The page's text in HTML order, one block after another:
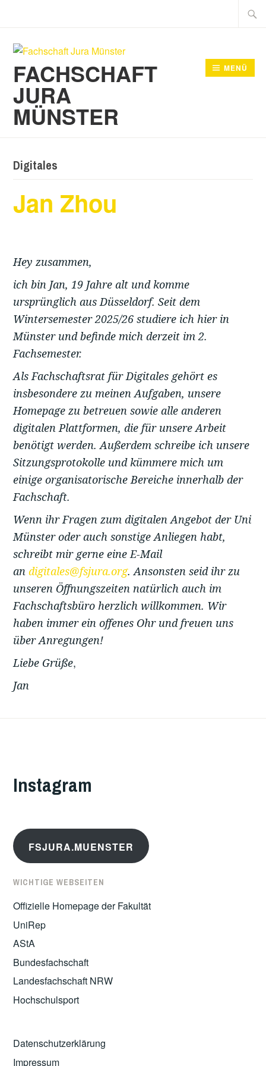
Suche
nach:
FACHSCHAFT
JURA
MÜNSTER
MENÜ
Digitales
Jan Zhou
Hey zusammen,
ich bin Jan, 19 Jahre alt und komme
ursprünglich aus Düsseldorf. Seit dem
Wintersemester 2025/26 studiere ich hier in
Münster und befinde mich derzeit im 2.
Fachsemester.
Als Fachschaftsrat für Digitales gehört es
insbesondere zu meinen Aufgaben, unsere
Homepage zu betreuen sowie alle anderen
digitalen Plattformen, die für unsere Arbeit
benötigt werden. Außerdem schreibe ich unsere
Sitzungsprotokolle und kümmere mich um
einige organisatorische Bereiche innerhalb der
Fachschaft.
Wenn ihr Fragen zum digitalen Angebot der Uni
Münster oder auch sonstige Anliegen habt,
schreibt mir gerne eine E-Mail
andigitales@fsjura.org. Ansonsten seid ihr zu
unseren Öffnungszeiten natürlich auch im
Fachschaftsbüro herzlich willkommen. Wir
haben immer ein offenes Ohr und freuen uns
über Anregungen!
Liebe Grüße,
Jan
Instagram
FSJURA.MUENSTER
WICHTIGE WEBSEITEN
Offizielle Homepage der Fakultät
UniRep
AStA
Bundesfachschaft
Landesfachschaft NRW
Hochschulsport
Datenschutzerklärung
Impressum